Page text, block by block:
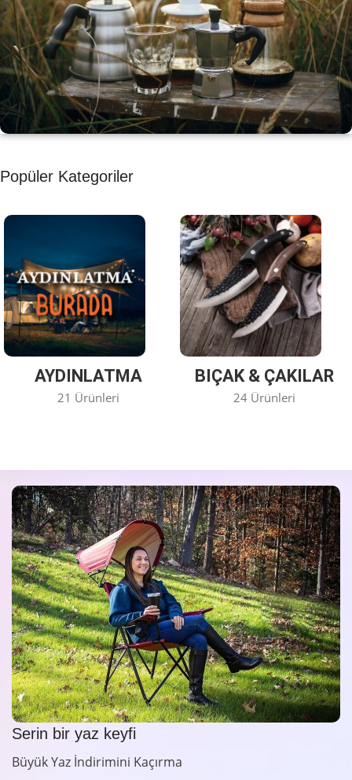
Keşfet
KAHVE KEYFİ
Kahvemizi Denediniz mi ?
Keşfet
Popüler Kategoriler
AYDINLATMA
21 Ürünleri
BIÇAK & ÇAKILAR
24 Ürünleri
Serin bir yaz keyfi
Büyük Yaz İndirimini Kaçırma